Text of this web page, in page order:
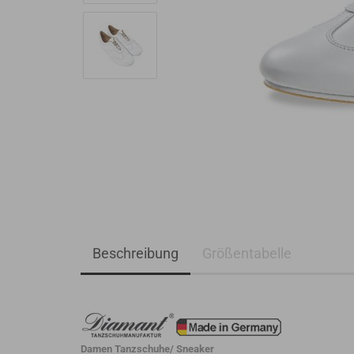
Beschreibung Größentabelle
Damen Tanzschuhe/ Sneaker